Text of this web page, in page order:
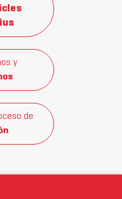
y
de